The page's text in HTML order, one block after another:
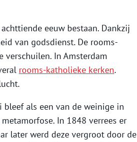
eeuw bestaan. Dankzij
van godsdienst. De rooms-
In Amsterdam
rooms-katholieke kerken.
bleef als een van de weinige in
In 1848 verrees er
later werd deze vergroot door de